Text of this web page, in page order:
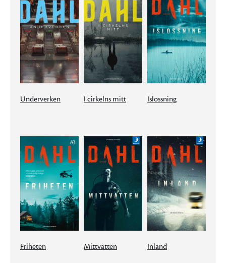
Underverken I cirkelns mitt Islossning
Friheten Mittvatten Inland